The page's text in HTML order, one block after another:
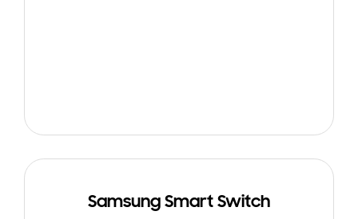
Samsung Smart Switch